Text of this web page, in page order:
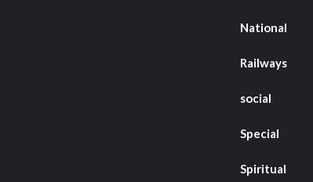
National
Railways
social
Special
Spiritual